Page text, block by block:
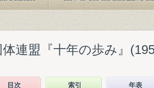
連盟『十年の歩み』
目次 索引 年表